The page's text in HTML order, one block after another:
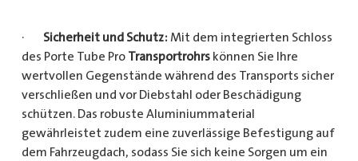
· Sicherheit und Schutz: Mit dem integrierten Schloss
des Porte Tube Pro Transportrohrskönnen Sie Ihre
wertvollen Gegenstände während des Transports sicher
verschließen und vor Diebstahl oder Beschädigung
schützen. Das robuste Aluminiummaterial
gewährleistet zudem eine zuverlässige Befestigung auf
dem Fahrzeugdach, sodass Sie sich keine Sorgen um ein